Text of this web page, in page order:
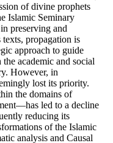
of divine prophets
Islamic Seminary
preserving and
propagation is
approach to guide
academic and social
However, in
lost its priority.
the domains of
led to a decline
reducing its
of the Islamic
analysis and Causal